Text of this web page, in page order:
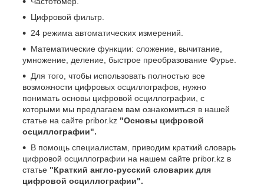
Цифровой фильтр.
24 режима автоматических измерений.
Математические функции: сложение, вычитание,
умножение, деление, быстрое преобразование Фурье.
Для того, чтобы использовать полностью все
возможности цифровых осциллографов, нужно
понимать основы цифровой осциллографии, с
которыми мы предлагаем вам ознакомиться в нашей
статье на сайте pribor.kz "Основы цифровой
осциллографии".
В помощь специалистам, приводим краткий словарь
цифровой осциллографии на нашем сайте pribor.kz в
статье "Краткий англо-русский словарик для
цифровой осциллографии".